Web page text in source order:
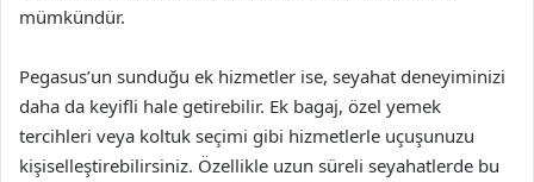
mümkündür.
Pegasus’un sunduğu ek hizmetler ise, seyahat deneyiminizi
daha da keyifli hale getirebilir. Ek bagaj, özel yemek
tercihleri veya koltuk seçimi gibi hizmetlerle uçuşunuzu
kişiselleştirebilirsiniz. Özellikle uzun süreli seyahatlerde bu